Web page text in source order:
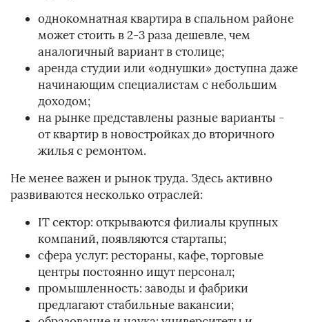
однокомнатная квартира в спальном районе
может стоить в 2-3 раза дешевле, чем
аналогичный вариант в столице;
аренда студии или «однушки» доступна даже
начинающим специалистам с небольшим
доходом;
на рынке представлены разные варианты -
от квартир в новостройках до вторичного
жилья с ремонтом.
Не менее важен и рынок труда. Здесь активно
развиваются несколько отраслей:
IT сектор: открываются филиалы крупных
компаний, появляются стартапы;
сфера услуг: рестораны, кафе, торговые
центры постоянно ищут персонал;
промышленность: заводы и фабрики
предлагают стабильные вакансии;